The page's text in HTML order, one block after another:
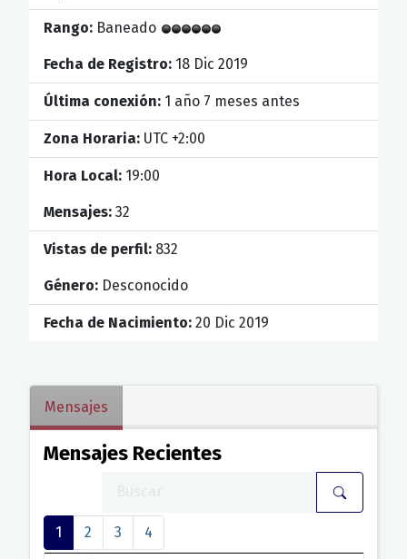
Rango: Baneado
Fecha de Registro: 18 Dic 2019
Última conexión: 1 año 7 meses antes
Zona Horaria: UTC +2:00
Hora Local: 19:00
Mensajes: 32
Vistas de perfil: 832
Género: Desconocido
Fecha de Nacimiento: 20 Dic 2019
Mensajes
Mensajes Recientes
1 2 3 4